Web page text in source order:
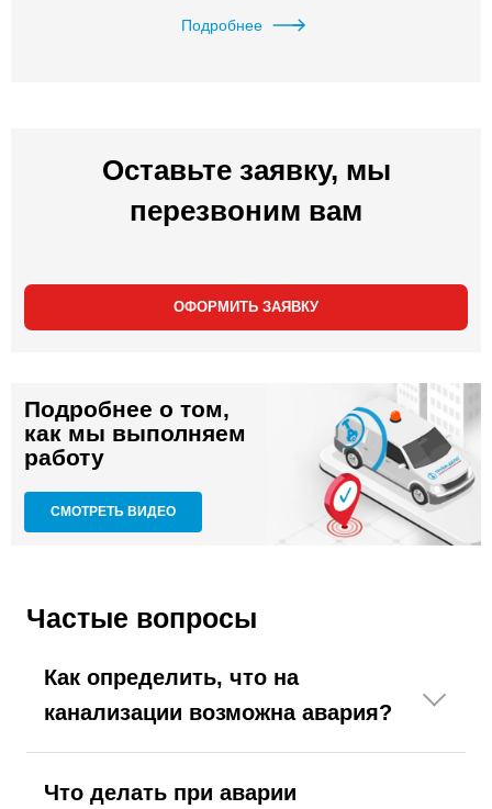
Подробнее
Оставьте заявку, мы
перезвоним вам
ОФОРМИТЬ ЗАЯВКУ
Подробнее о том,
как мы выполняем
работу
СМОТРЕТЬ ВИДЕО
Частые вопросы
Как определить, что на
канализации возможна авария?
Что делать при аварии